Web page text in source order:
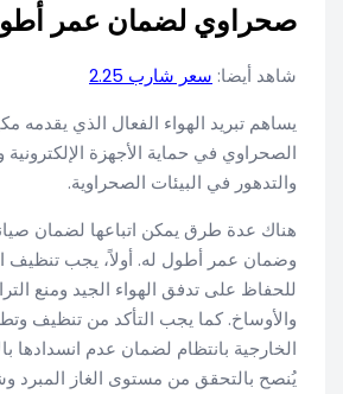
صحراوي لضمان عمر
شاهد أيضا: سعر شارب 2.25
يساهم تبريد الهواء الفعال الذي يقدمه
الصحراوي في حماية الأجهزة الإلكترونية
والتدهور في البيئات الصحراوية.
هناك عدة طرق يمكن اتباعها لضمان
وضمان عمر أطول له. أولاً، يجب تنظيف
للحفاظ على تدفق الهواء الجيد ومنع
والأوساخ. كما يجب التأكد من تنظيف
الخارجية بانتظام لضمان عدم انسدادها
يُنصح بالتحقق من مستوى الغاز المبرد